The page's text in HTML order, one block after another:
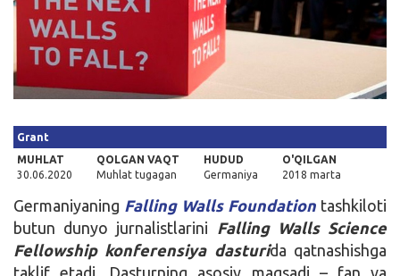
Grant
MUHLAT
30.06.2020
QOLGAN VAQT
Muhlat tugagan
HUDUD
Germaniya
O'QILGAN
2018 marta
Germaniyaning Falling Walls Foundation tashkiloti
butun dunyo jurnalistlarini
Falling Walls Science
Fellowship konferensiya dasturida qatnashishga
taklif etadi. Dasturning asosiy maqsadi – fan va